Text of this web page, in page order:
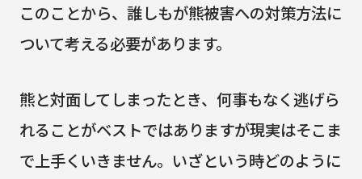
このことから、誰しもが熊被害への対策方法に
ついて考える必要があります。
熊と対面してしまったとき、何事もなく逃げら
れることがベストではありますが現実はそこま
で上手くいきません。いざという時どのように